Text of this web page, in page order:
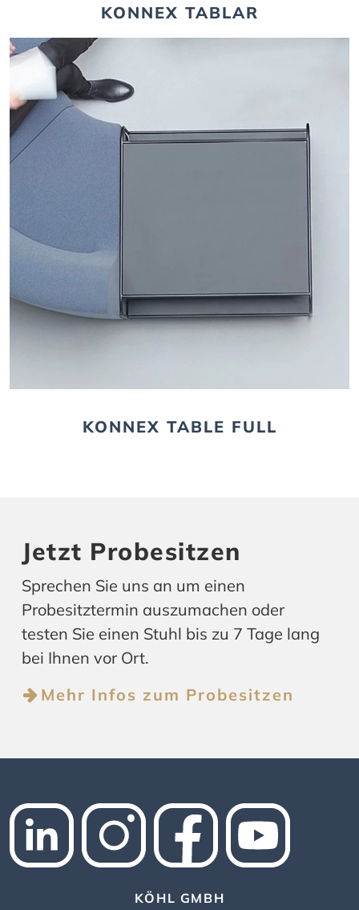
KONNEX TABLAR
KONNEX TABLE FULL
Jetzt Probesitzen
Sprechen Sie uns an um einen
Probesitztermin auszumachen oder
testen Sie einen Stuhl bis zu 7 Tage lang
bei Ihnen vor Ort.
Mehr Infos zum Probesitzen
KÖHL GMBH